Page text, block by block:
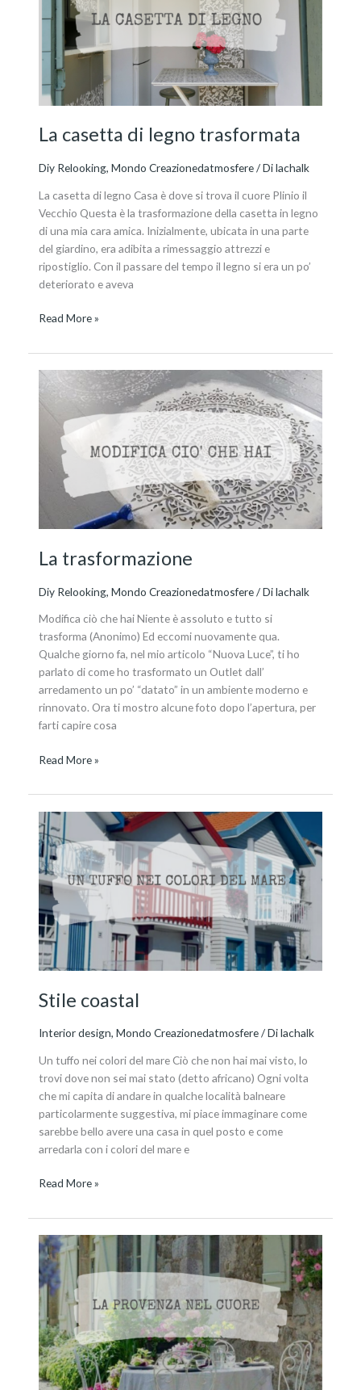
La casetta di legno trasformata
Diy Relooking,Mondo Creazionedatmosfere/ Dilachalk
La casetta di legno Casa è dove si trova il cuore Plinio il
Vecchio Questa è la trasformazione della casetta in legno
di una mia cara amica. Inizialmente, ubicata in una parte
del giardino, era adibita a rimessaggio attrezzi e
ripostiglio. Con il passare del tempo il legno si era un po’
deteriorato e aveva
legno
trasformata
Read More »
La trasformazione
Diy Relooking,Mondo Creazionedatmosfere/ Dilachalk
Modifica ciò che hai Niente è assoluto e tutto si
trasforma (Anonimo) Ed eccomi nuovamente qua.
Qualche giorno fa, nel mio articolo “Nuova Luce”, ti ho
parlato di come ho trasformato un Outlet dall’
arredamento un po’ “datato” in un ambiente moderno e
rinnovato. Ora ti mostro alcune foto dopo l’apertura, per
farti capire cosa
La
trasformazione
Read More »
Stile coastal
Interior design,Mondo Creazionedatmosfere/ Dilachalk
Un tuffo nei colori del mare Ciò che non hai mai visto, lo
trovi dove non sei mai stato (detto africano) Ogni volta
che mi capita di andare in qualche località balneare
particolarmente suggestiva, mi piace immaginare come
sarebbe bello avere una casa in quel posto e come
arredarla con i colori del mare e
Stile
coastal
Read More »
Lo
stile
provenzale